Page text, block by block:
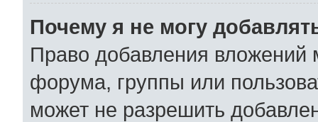
Почему я не могу
Право добавления вложений
форума, группы или
может не разрешить